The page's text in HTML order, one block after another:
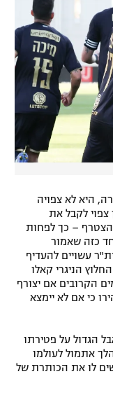
היא לא צפויה
לקבל את
– כך לפחות
כזה שאמור
עשויים להעדיף
הניגרי קאלו
הקרובים אם יצורף
כי אם לא יימצא
הגדול על פטירתו
אתמול לעולמו
לו את הכותרת של